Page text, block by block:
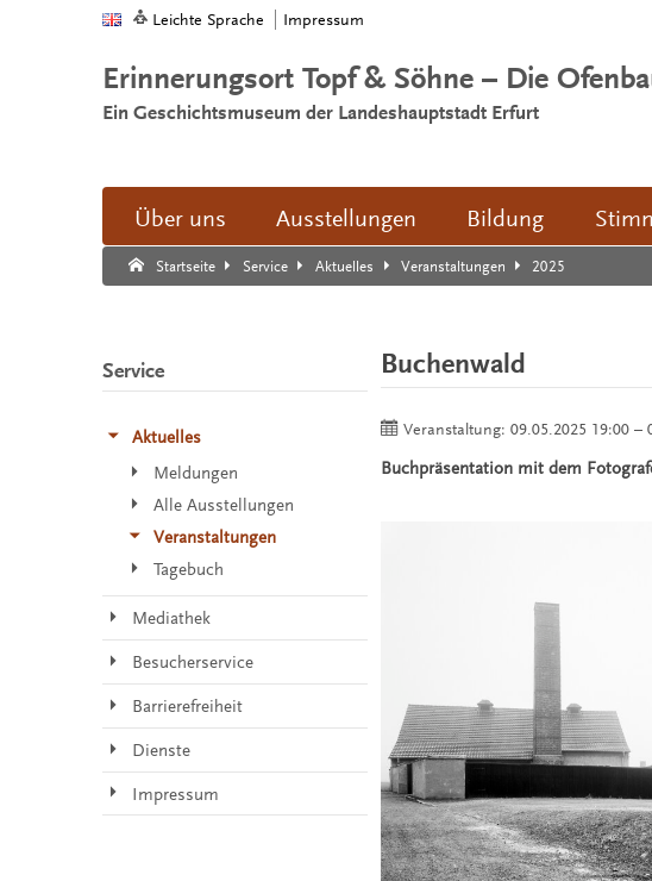
Leichte Sprache Impressum
Erinnerungsort Topf & Söhne – Die
Ein Geschichtsmuseum der Landeshauptstadt Erfurt
Über uns Ausstellungen Bildung
Startseite Service Aktuelles Veranstaltungen 2025
Suche:
Suche Ende.
Buchenwald
Veranstaltung: 09.05.2025 19:00 –
Buchpräsentation mit dem
Service
Aktuelles
Meldungen
Alle Ausstellungen
Veranstaltungen
Tagebuch
Mediathek
Besucherservice
Barrierefreiheit
Dienste
Impressum